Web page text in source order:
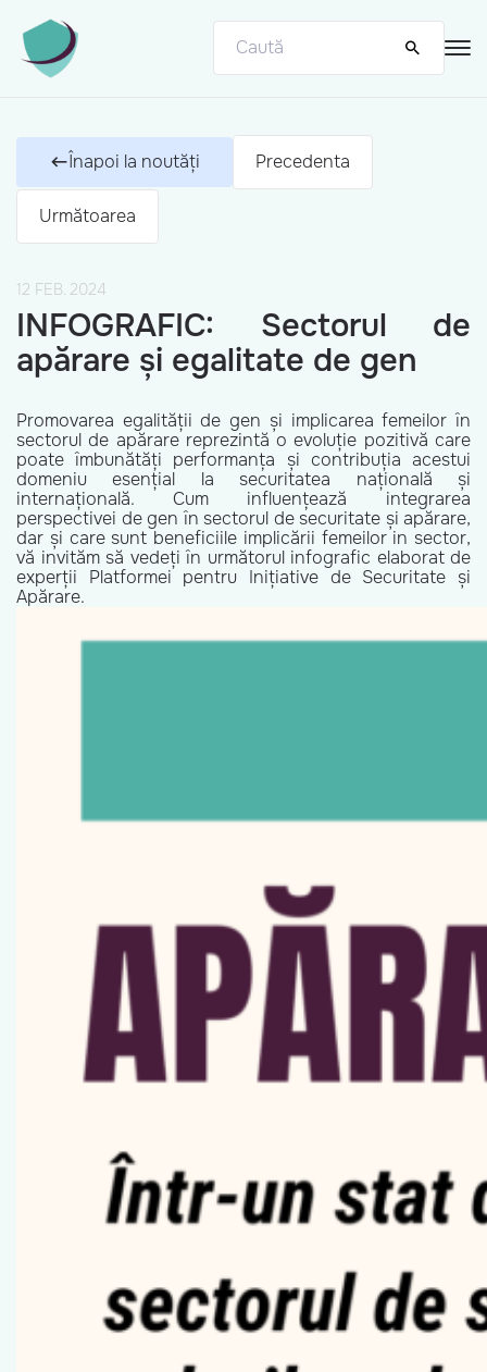
Înapoi la noutăți Precedenta
Următoarea
12 FEB. 2024
INFOGRAFIC: Sectorul de
apărare și egalitate de gen
Promovarea egalității de gen și implicarea femeilor în
sectorul de apărare reprezintă o evoluție pozitivă care
poate îmbunătăți performanța și contribuția acestui
domeniu esențial la securitatea națională și
internațională. Cum influențează integrarea
perspectivei de gen în sectorul de securitate și apărare,
dar și care sunt beneficiile implicării femeilor in sector,
vă invităm să vedeți în următorul infografic elaborat de
experții Platformei pentru Inițiative de Securitate și
Apărare.